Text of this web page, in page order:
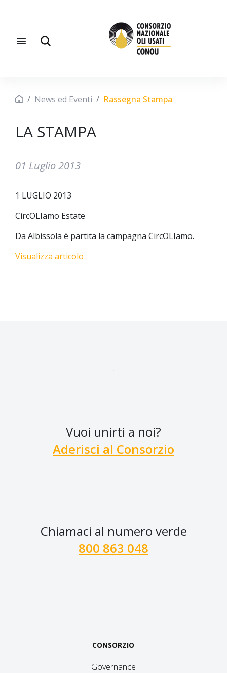
News ed Eventi Rassegna Stampa
LA STAMPA
01 Luglio 2013
1 LUGLIO 2013
CircOLIamo Estate
Da Albissola è partita la campagna CircOLIamo.
Visualizza articolo
Vuoi unirti a noi?
Aderisci al Consorzio
Chiamaci al numero verde
800 863 048
CONSORZIO
Governance